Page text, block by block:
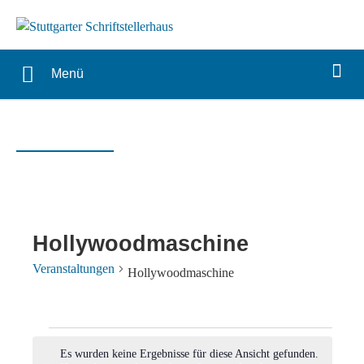
Menü
Hollywoodmaschine
Veranstaltungen Hollywoodmaschine
Es wurden keine Ergebnisse für diese Ansicht gefunden.